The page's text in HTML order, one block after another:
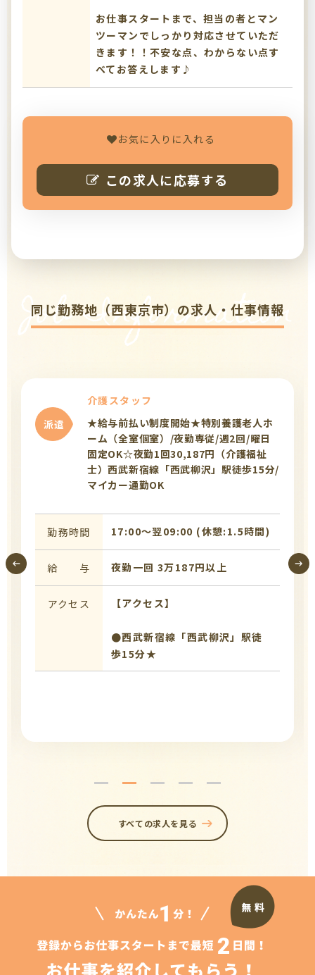
お仕事スタートまで、担当の者とマン
ツーマンでしっかり対応させていただ
きます！！不安な点、わからない点す
べてお答えします♪
お気に入りに入れる
この求人に応募する
Job Information
同じ勤務地（西東京市）の求人・仕事情報
派遣
介護スタッフ
★給与前払い制度開始★特別養護老人ホ
ーム（全室個室）/夜勤専従/週2回/曜日
固定OK☆夜勤1回30,187円（介護福祉
士）西武新宿線「西武柳沢」駅徒歩15分/
マイカー通勤OK
勤務時間 17:00〜翌09:00 (休憩:1.5時間)
給 与 夜勤一回 3万187円以上
アクセス 【アクセス】
●西武新宿線「西武柳沢」駅徒
歩15分★
すべての求人を見る